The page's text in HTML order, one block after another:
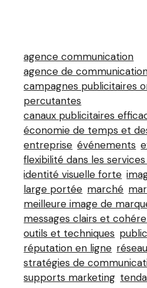
agence communication
agence de
campagnes publicitaires
percutantes
canaux publicitaires
économie de temps et
entreprise événements
flexibilité dans les
identité visuelle forte
large portée marché
meilleure image de
messages clairs et
outils et techniques
réputation en ligne
stratégies de
supports marketing